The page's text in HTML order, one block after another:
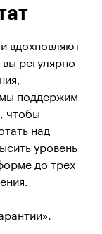
вдохновляют
регулярно
поддержим
чтобы
над
уровень
до трех
.